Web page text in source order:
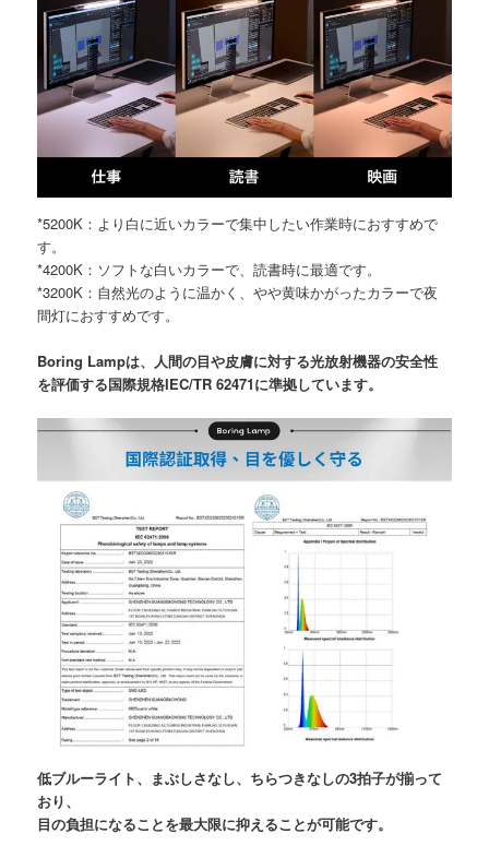
*5200K：より白に近いカラーで集中したい作業時におすすめで
す。
*4200K：ソフトな白いカラーで、読書時に最適です。
*3200K：自然光のように温かく、やや黄味かがったカラーで夜
間灯におすすめです。
Boring Lampは、人間の目や皮膚に対する光放射機器の安全性
を評価する国際規格IEC/TR 62471に準拠しています。
低ブルーライト、まぶしさなし、ちらつきなしの3拍子が揃って
おり、
目の負担になることを最大限に抑えることが可能です。